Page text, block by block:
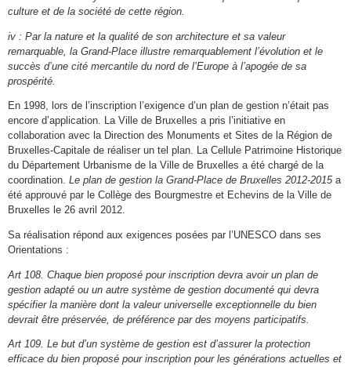
culture et de la société de cette région.
iv : Par la nature et la qualité de son architecture et sa valeur
remarquable, la Grand-Place illustre remarquablement l’évolution et le
succès d’une cité mercantile du nord de l’Europe à l’apogée de sa
prospérité.
En 1998, lors de l’inscription l’exigence d’un plan de gestion n’était pas
encore d’application. La Ville de Bruxelles a pris l’initiative en
collaboration avec la Direction des Monuments et Sites de la Région de
Bruxelles-Capitale de réaliser un tel plan. La Cellule Patrimoine Historique
du Département Urbanisme de la Ville de Bruxelles a été chargé de la
coordination. Le plan de gestion la Grand-Place de Bruxelles 2012-2015 a
été approuvé par le Collège des Bourgmestre et Echevins de la Ville de
Bruxelles le 26 avril 2012.
Sa réalisation répond aux exigences posées par l’UNESCO dans ses
Orientations :
Art 108. Chaque bien proposé pour inscription devra avoir un plan de
gestion adapté ou un autre système de gestion documenté qui devra
spécifier la manière dont la valeur universelle exceptionnelle du bien
devrait être préservée, de préférence par des moyens participatifs.
Art 109. Le but d’un système de gestion est d’assurer la protection
efficace du bien proposé pour inscription pour les générations actuelles et